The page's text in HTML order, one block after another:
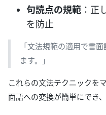
句読点の規範 ：正
を防止
「文法規範の適用で書
ます。」
これらの文法テクニックを
面語への変換が簡単にでき